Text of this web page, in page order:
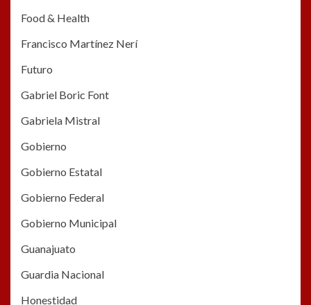
Food & Health
Francisco Martínez Nerí
Futuro
Gabriel Boric Font
Gabriela Mistral
Gobierno
Gobierno Estatal
Gobierno Federal
Gobierno Municipal
Guanajuato
Guardia Nacional
Honestidad